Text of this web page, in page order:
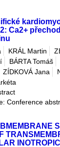
Ca2+
KRÁL Martin
BÁRTA Tomáš
ZÍDKOVÁ Jana
Conference